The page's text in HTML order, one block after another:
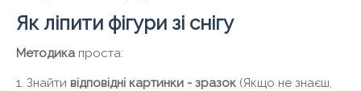
Як ліпити фігури зі снігу
Методика проста:
1. Знайти відповідні картинки - зразок (Якщо не знаєш,